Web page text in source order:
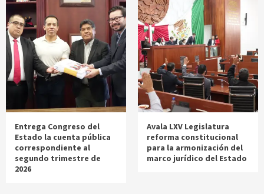
Entrega Congreso del
Estado la cuenta pública
correspondiente al
segundo trimestre de
2026
Avala LXV Legislatura
reforma constitucional
para la armonización del
marco jurídico del Estado